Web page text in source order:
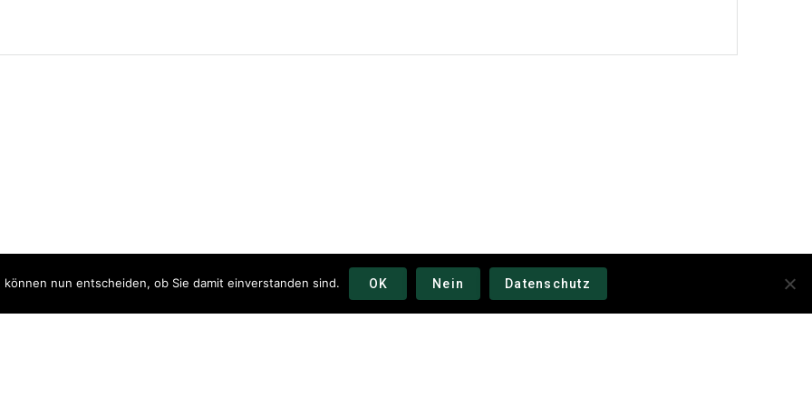
nun entscheiden, ob Sie damit einverstanden sind. OK Nein Datenschutz